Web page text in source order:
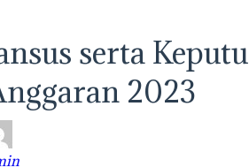
serta
2023